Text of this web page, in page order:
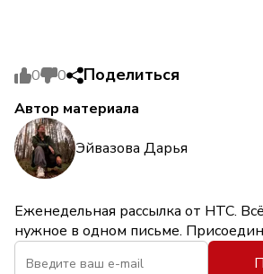
0 0 Поделиться
Автор материала
Эйвазова Дарья
Еженедельная рассылка от НТС.
нужное в одном письме.